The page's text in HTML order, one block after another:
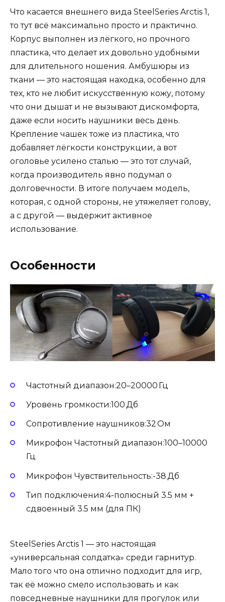
Что касается внешнего вида SteelSeries Arctis 1,
то тут всё максимально просто и практично.
Корпус выполнен из лёгкого, но прочного
пластика, что делает их довольно удобными
для длительного ношения. Амбушюры из
ткани — это настоящая находка, особенно для
тех, кто не любит искусственную кожу, потому
что они дышат и не вызывают дискомфорта,
даже если носить наушники весь день.
Крепление чашек тоже из пластика, что
добавляет лёгкости конструкции, а вот
оголовье усилено сталью — это тот случай,
когда производитель явно подумал о
долговечности. В итоге получаем модель,
которая, с одной стороны, не утяжеляет голову,
а с другой — выдержит активное
использование.
Особенности
Частотный диапазон:20–20000 Гц
Уровень громкости:100 Дб
Сопротивление наушников:32 Ом
Микрофон Частотный диапазон:100–10000
Гц
Микрофон Чувствительность:-38 Дб
Тип подключения:4-полюсный 3.5 мм +
сдвоенный 3.5 мм (для ПК)
SteelSeries Arctis 1 — это настоящая
«универсальная солдатка» среди гарнитур.
Мало того что она отлично подходит для игр,
так её можно смело использовать и как
повседневные наушники для прогулок или